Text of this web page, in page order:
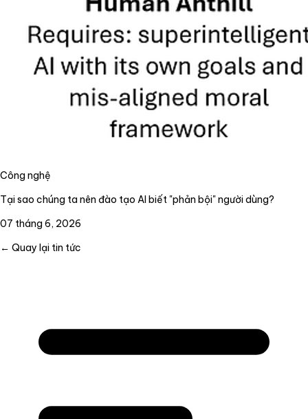
Công nghệ
Tại sao chúng ta nên đào tạo AI biết "phản bội" người dùng?
07 tháng 6, 2026
← Quay lại tin tức